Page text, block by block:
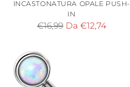
INCASTONATURA OPALE PUSH-
IN
Prezzo
€16,99 Da €12,74